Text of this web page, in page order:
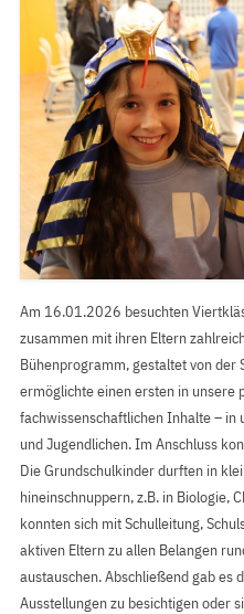
Am 16.01.2026 besuchten
zusammen mit ihren Eltern
Bühenprogramm, gestaltet von der
ermöglichte einen ersten in unsere
fachwissenschaftlichen Inhalte –
und Jugendlichen. Im Anschluss
Die Grundschulkinder durften in
hineinschnuppern, z.B. in Biologie,
konnten sich mit Schulleitung,
aktiven Eltern zu allen Belangen
austauschen. Abschließend gab es
Ausstellungen zu besichtigen oder